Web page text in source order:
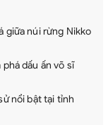
giữa núi rừng Nikko
dấu ấn võ sĩ
nổi bật tại tỉnh